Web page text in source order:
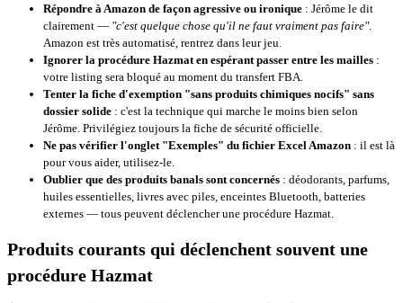
Répondre à Amazon de façon agressive ou ironique : Jérôme le dit
clairement — "c'est quelque chose qu'il ne faut vraiment pas faire".
Amazon est très automatisé, rentrez dans leur jeu.
Ignorer la procédure Hazmat en espérant passer entre les mailles :
votre listing sera bloqué au moment du transfert FBA.
Tenter la fiche d'exemption "sans produits chimiques nocifs" sans
dossier solide : c'est la technique qui marche le moins bien selon
Jérôme. Privilégiez toujours la fiche de sécurité officielle.
Ne pas vérifier l'onglet "Exemples" du fichier Excel Amazon : il est là
pour vous aider, utilisez-le.
Oublier que des produits banals sont concernés : déodorants, parfums,
huiles essentielles, livres avec piles, enceintes Bluetooth, batteries
externes — tous peuvent déclencher une procédure Hazmat.
Produits courants qui déclenchent souvent une
procédure Hazmat